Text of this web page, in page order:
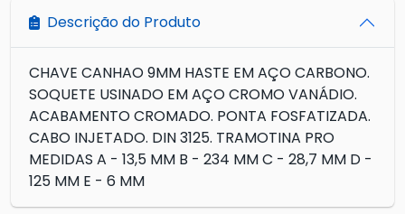
Descrição do Produto
CHAVE CANHAO 9MM HASTE EM AÇO CARBONO.
SOQUETE USINADO EM AÇO CROMO VANÁDIO.
ACABAMENTO CROMADO. PONTA FOSFATIZADA.
CABO INJETADO. DIN 3125. TRAMOTINA PRO
MEDIDAS A - 13,5 MM B - 234 MM C - 28,7 MM D -
125 MM E - 6 MM